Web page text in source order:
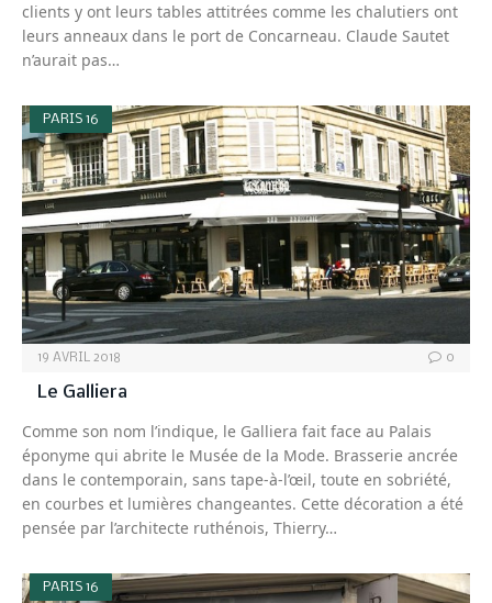
clients y ont leurs tables attitrées comme les chalutiers ont
leurs anneaux dans le port de Concarneau. Claude Sautet
n’aurait pas…
PARIS 16
19 AVRIL 2018 0
Le Galliera
Comme son nom l’indique, le Galliera fait face au Palais
éponyme qui abrite le Musée de la Mode. Brasserie ancrée
dans le contemporain, sans tape-à-l’œil, toute en sobriété,
en courbes et lumières changeantes. Cette décoration a été
pensée par l’architecte ruthénois, Thierry…
PARIS 16